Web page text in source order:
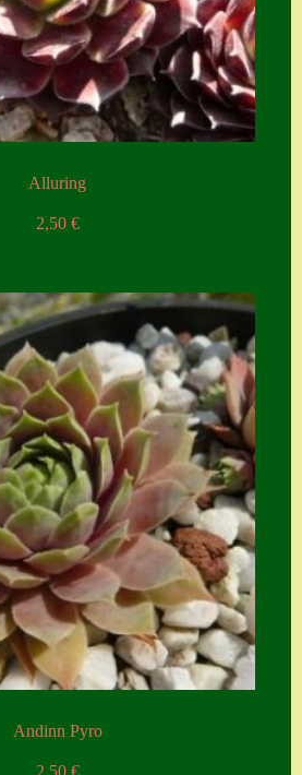
Alluring
2,50 €
Andinn Pyro